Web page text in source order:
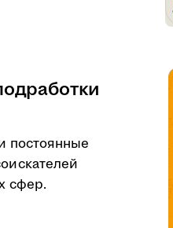
постоянные
сфер.